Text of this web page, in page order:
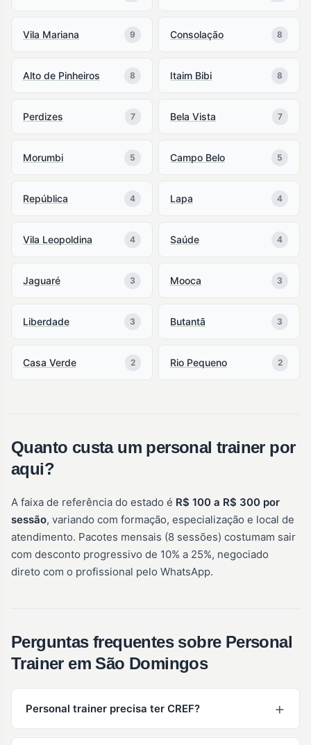
Vila Mariana 9 Consolação 8
Alto de Pinheiros 8 Itaim Bibi 8
Perdizes 7 Bela Vista 7
Morumbi 5 Campo Belo 5
República 4 Lapa 4
Vila Leopoldina 4 Saúde 4
Jaguaré 3 Mooca 3
Liberdade 3 Butantã 3
Casa Verde 2 Rio Pequeno 2
Quanto custa um personal trainer por
aqui?
A faixa de referência do estado é R$ 100 a R$ 300 por
sessão, variando com formação, especialização e local de
atendimento. Pacotes mensais (8 sessões) costumam sair
com desconto progressivo de 10% a 25%, negociado
direto com o profissional pelo WhatsApp.
Perguntas frequentes sobre Personal
Trainer em São Domingos
Personal trainer precisa ter CREF?